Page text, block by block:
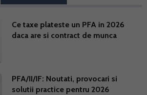
Ce taxe plateste un PFA in 2026
daca are si contract de munca
PFA/II/IF: Noutati, provocari si
solutii practice pentru 2026